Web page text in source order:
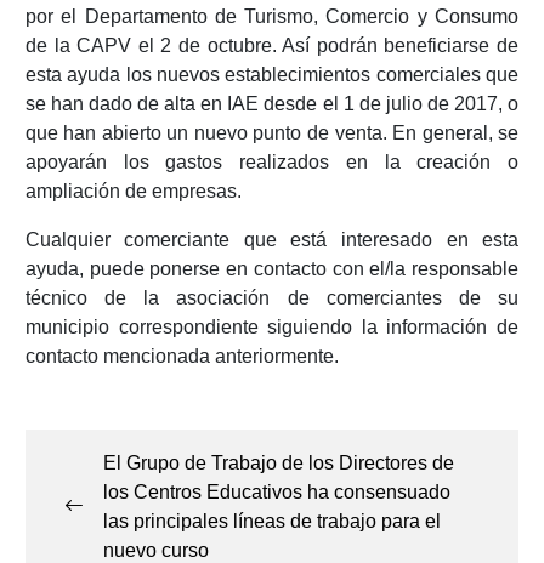
por el Departamento de Turismo, Comercio y Consumo
de la CAPV el 2 de octubre. Así podrán beneficiarse de
esta ayuda los nuevos establecimientos comerciales que
se han dado de alta en IAE desde el 1 de julio de 2017, o
que han abierto un nuevo punto de venta. En general, se
apoyarán los gastos realizados en la creación o
ampliación de empresas.
Cualquier comerciante que está interesado en esta
ayuda, puede ponerse en contacto con el/la responsable
técnico de la asociación de comerciantes de su
municipio correspondiente siguiendo la información de
contacto mencionada anteriormente.
entradas
El Grupo de Trabajo de los Directores de
los Centros Educativos ha consensuado
las principales líneas de trabajo para el
nuevo curso